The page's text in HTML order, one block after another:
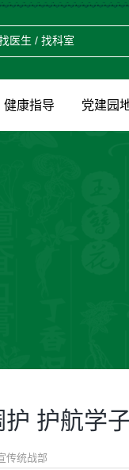
健康指导 党建园
护航学
统战部